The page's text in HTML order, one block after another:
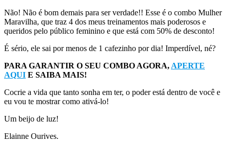
Não! Não é bom demais para ser verdade!! Esse é o combo Mulher
Maravilha, que traz 4 dos meus treinamentos mais poderosos e
queridos pelo público feminino e que está com 50% de desconto!
É sério, ele sai por menos de 1 cafezinho por dia! Imperdível, né?
PARA GARANTIR O SEU COMBO AGORA, APERTE
AQUI E SAIBA MAIS!
Cocrie a vida que tanto sonha em ter, o poder está dentro de você e
eu vou te mostrar como ativá-lo!
Um beijo de luz!
Elainne Ourives.